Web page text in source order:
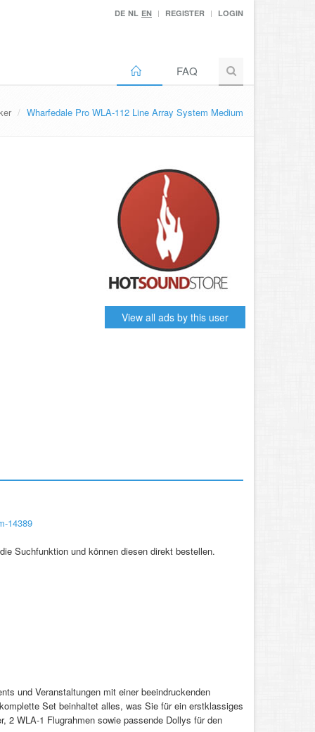
DE NL EN REGISTER LOGIN
FAQ
Wharfedale Pro WLA-112 Line Array System Medium
View all ads by this user
14389
Suchfunktion und können diesen direkt bestellen.
und Veranstaltungen mit einer beeindruckenden
Set beinhaltet alles, was Sie für ein erstklassiges
2 WLA-1 Flugrahmen sowie passende Dollys für den